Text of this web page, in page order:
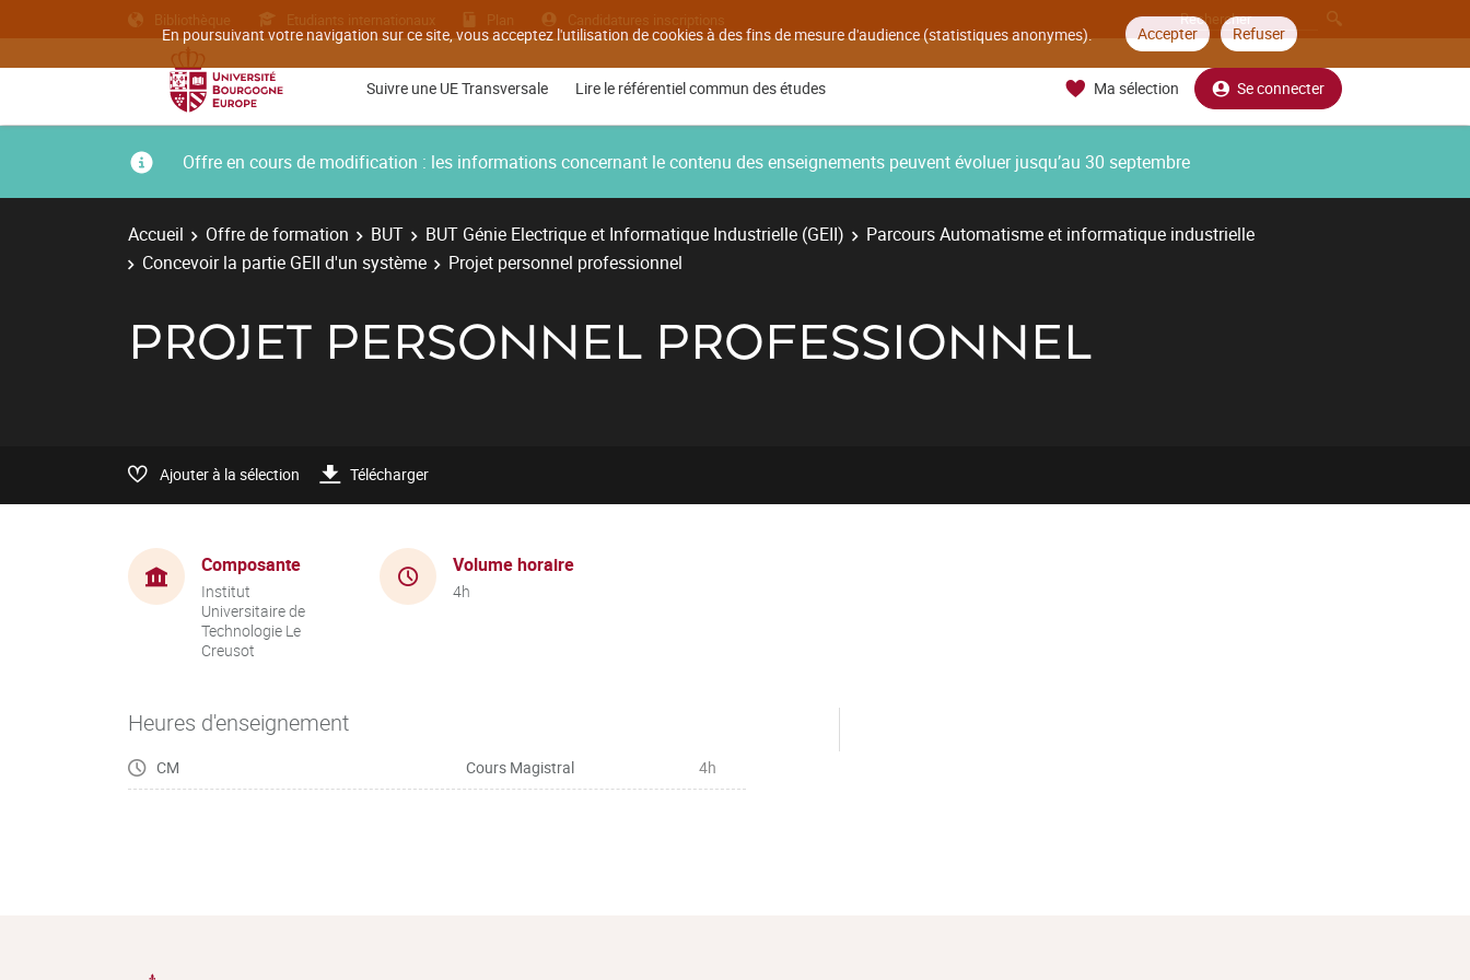
En poursuivant votre navigation sur ce site, vous acceptez l'utilisation de cookies à des fins de mesure d'audience (statistiques anonymes). Accepter Refuser
Bibliothèque Etudiants internationaux Plan Candidatures inscriptions
Suivre une UE Transversale Lire le référentiel commun des études Ma sélection Se connecter
Offre en cours de modification : les informations concernant le contenu des enseignements peuvent évoluer jusqu’au 30 septembre
Accueil Offre de formation BUT BUT Génie Electrique et Informatique Industrielle (GEII)
Parcours Automatisme et informatique industrielle
Concevoir la partie GEII d'un système
Projet personnel professionnel
PROJET PERSONNEL PROFESSIONNEL
Ajouter à la sélection Télécharger
Composante
Institut
Universitaire de
Technologie Le
Creusot
Volume horaire
4h
Heures d'enseignement
CM Cours Magistral 4h